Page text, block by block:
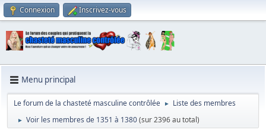
Connexion Inscrivez-vous
Menu principal
Le forum de la chasteté masculine contrôlée ► Liste des membres
► Voir les membres de 1351 à 1380(sur 2396 au total)